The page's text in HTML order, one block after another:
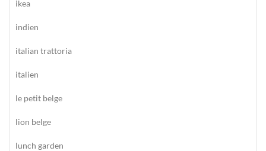
ikea
indien
italian trattoria
italien
le petit belge
lion belge
lunch garden